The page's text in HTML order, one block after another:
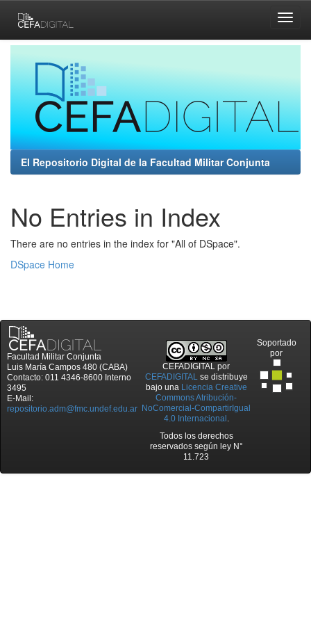
navigation
El Repositorio Digital de la Facultad Militar Conjunta
No Entries in Index
There are no entries in the index for "All of DSpace".
DSpace Home
Facultad Militar Conjunta
Luis María Campos 480 (CABA)
Contacto: 011 4346-8600 Interno
3495
E-Mail:
repositorio.adm@fmc.undef.edu.ar
CEFADIGITAL por
CEFADIGITALse distribuye
bajo una Licencia Creative
Commons Atribución-
NoComercial-CompartirIgual
4.0 Internacional .
Todos los derechos
reservados según ley N°
11.723
Soportado
por